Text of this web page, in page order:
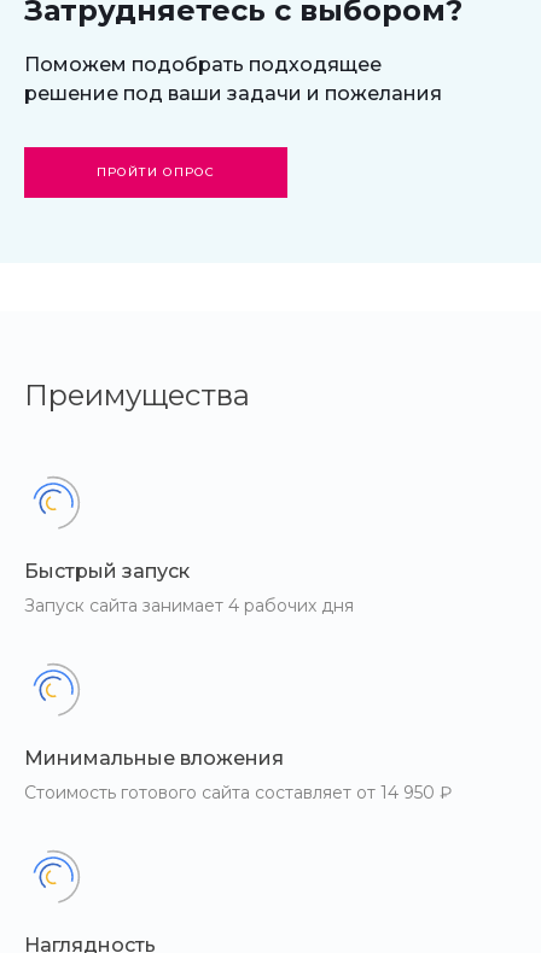
Затрудняетесь с выбором?
Поможем подобрать подходящее
решение под ваши задачи и пожелания
ПРОЙТИ ОПРОС
Преимущества
Быстрый запуск
Запуск сайта занимает 4 рабочих дня
Минимальные вложения
Стоимость готового сайта составляет от 14 950 ₽
Наглядность